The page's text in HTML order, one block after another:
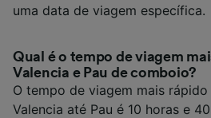
uma data de viagem específica.
Qual é o tempo de viagem
Valencia e Pau de comboio?
O tempo de viagem mais
Valencia até Pau é 10 horas e